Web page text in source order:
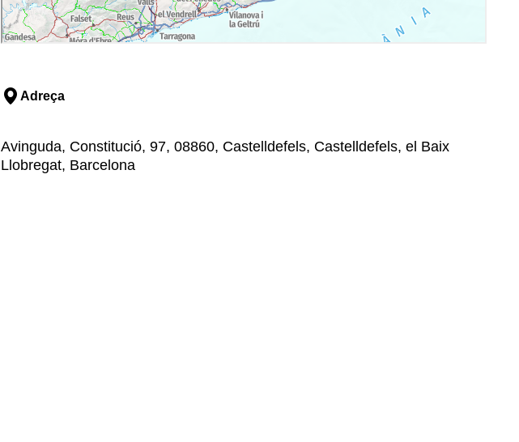
Adreça
Avinguda, Constitució, 97, 08860, Castelldefels, Castelldefels, el Baix
Llobregat, Barcelona